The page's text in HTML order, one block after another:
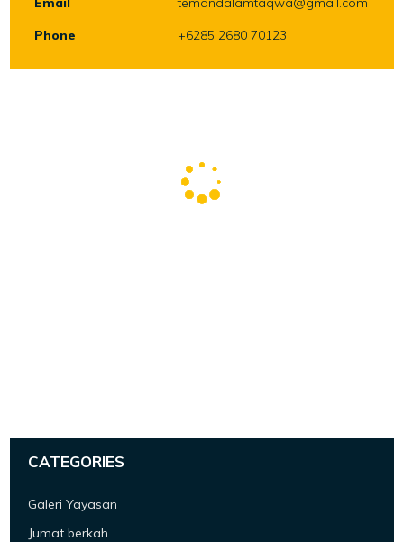
Phone
+6285 2680 70123
CATEGORIES
Galeri Yayasan
Jumat berkah